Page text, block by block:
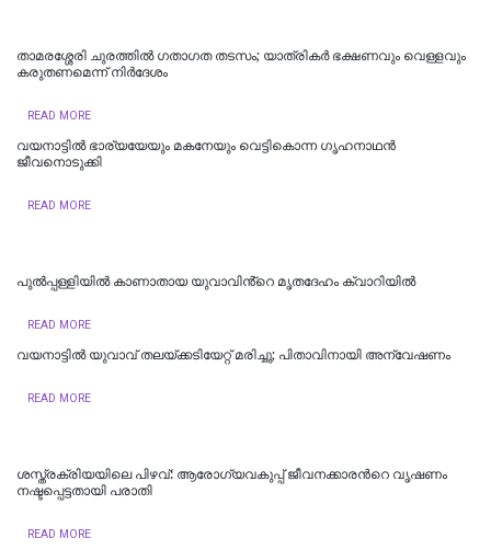
താമരശ്ശേരി ചുരത്തില്‍ ഗതാഗത തടസം; യാത്രികര്‍ ഭക്ഷണവും വെള്ളവും
കരുതണമെന്ന് നിര്‍ദേശം
READ MORE
വയനാട്ടിൽ ഭാര്യയേയും മകനേയും വെട്ടികൊന്ന ​ഗൃഹനാഥൻ
ജീവനൊടുക്കി
READ MORE
പുല്‍പ്പള്ളിയില്‍ കാണാതായ യുവാവിൻ്റെ മൃതദേഹം ക്വാറിയില്‍
READ MORE
വയനാട്ടില്‍ യുവാവ് തലയ്ക്കടിയേറ്റ് മരിച്ചു; പിതാവിനായി അന്വേഷണം
READ MORE
ശസ്ത്രക്രിയയിലെ പിഴവ്: ആരോഗ്യവകുപ്പ് ജീവനക്കാരന്‍റെ വൃഷണം
നഷ്ടപ്പെട്ടതായി പരാതി
READ MORE